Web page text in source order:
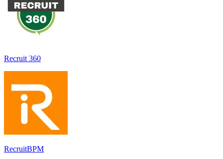
Recruit 360
RecruitBPM